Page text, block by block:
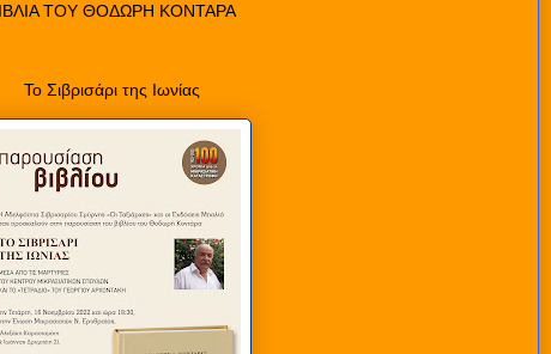
ΤΟΥ ΘΟΔΩΡΗ ΚΟΝΤΑΡΑ
Το Σιβρισάρι της Ιωνίας